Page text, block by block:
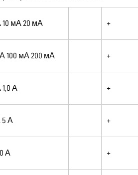
10 мА 20 мА +
100 мА 200 мА +
1,0 А +
5 А +
А +